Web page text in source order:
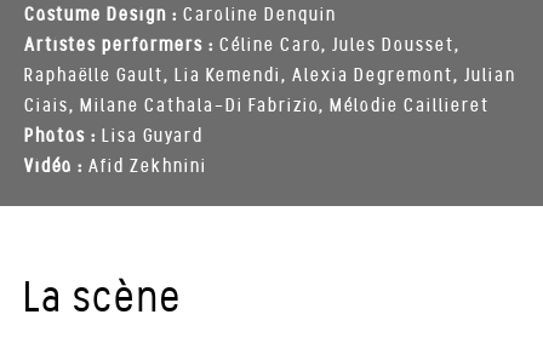
Costume Design : Caroline Denquin
Artistes performers : Céline Caro, Jules Dousset,
Raphaëlle Gault, Lia Kemendi, Alexia Degremont, Julian
Ciais, Milane Cathala-Di Fabrizio, Mélodie Caillieret
Photos : Lisa Guyard
Vidéo : Afid Zekhnini
La scène